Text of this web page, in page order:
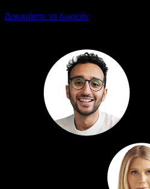
Δοκιμάστε το δωρεάν